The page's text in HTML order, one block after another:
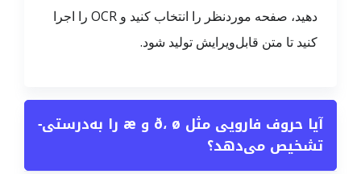
دهید، صفحه موردنظر را انتخاب کنید و OCR را اجرا
کنید تا متن قابل‌ویرایش تولید شود.
آیا حروف فارویی مثل ð، ø و æ را به‌درستی
تشخیص می‌دهد؟
−